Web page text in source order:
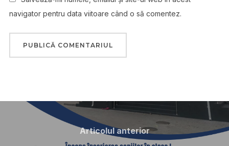
navigator pentru data viitoare când o să comentez.
Articolul anterior